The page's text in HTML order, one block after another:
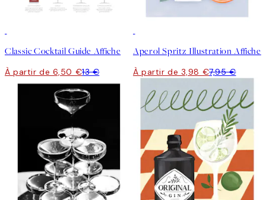
Classic Cocktail Guide Affiche
À partir de 6,50 €13 €
Aperol Spritz Illustration Affiche
À partir de 3,98 €7,95 €